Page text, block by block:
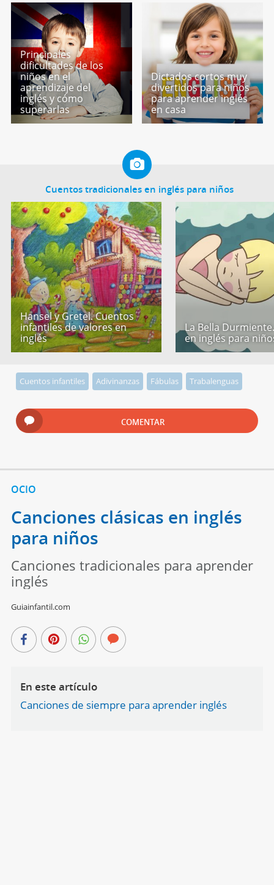
Principales
dificultades de los
niños en el
aprendizaje del
inglés y cómo
superarlas
Dictados cortos muy
divertidos para niños
para aprender inglés
en casa
Cuentos tradicionales en inglés para niños
Hansel y Gretel. Cuentos
infantiles de valores en
inglés
La Bella
en inglés para
Cuentos infantiles Adivinanzas Fábulas Trabalenguas
COMENTAR
OCIO
Canciones clásicas en inglés
para niños
Canciones tradicionales para aprender
inglés
Guiainfantil.com
En este artículo
Canciones de siempre para aprender inglés